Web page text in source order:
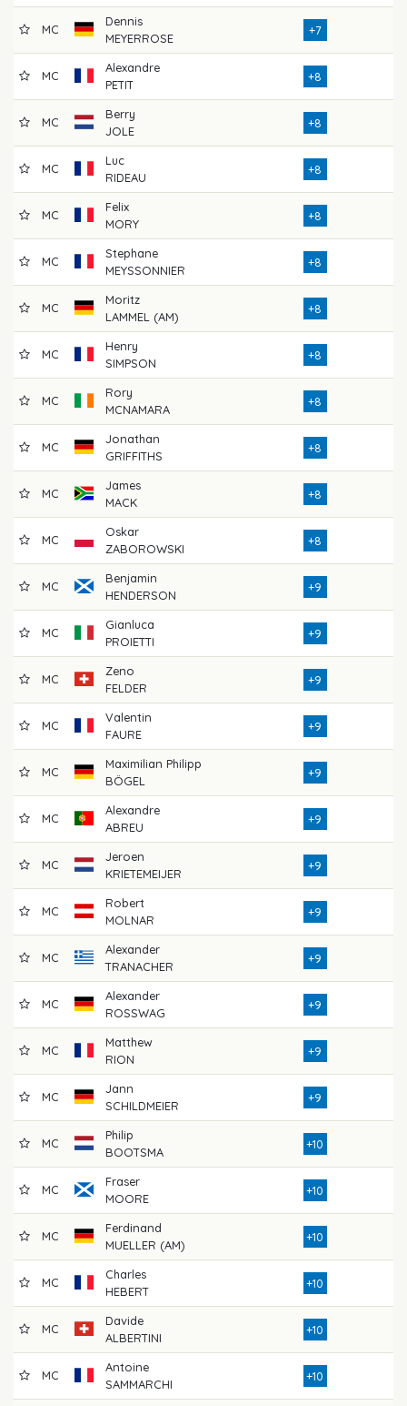
MC
Dennis
MEYERROSE
+7
MC
Alexandre
PETIT
+8
MC
Berry
JOLE
+8
MC
Luc
RIDEAU
+8
MC
Felix
MORY
+8
MC
Stephane
MEYSSONNIER
+8
MC
Moritz
LAMMEL (AM)
+8
MC
Henry
SIMPSON
+8
MC
Rory
MCNAMARA
+8
MC
Jonathan
GRIFFITHS
+8
MC
James
MACK
+8
MC
Oskar
ZABOROWSKI
+8
MC
Benjamin
HENDERSON
+9
MC
Gianluca
PROIETTI
+9
MC
Zeno
FELDER
+9
MC
Valentin
FAURE
+9
MC
Maximilian Philipp
BÖGEL
+9
MC
Alexandre
ABREU
+9
MC
Jeroen
KRIETEMEIJER
+9
MC
Robert
MOLNAR
+9
MC
Alexander
TRANACHER
+9
MC
Alexander
ROSSWAG
+9
MC
Matthew
RION
+9
MC
Jann
SCHILDMEIER
+9
MC
Philip
BOOTSMA
+10
MC
Fraser
MOORE
+10
MC
Ferdinand
MUELLER (AM)
+10
MC
Charles
HEBERT
+10
MC
Davide
ALBERTINI
+10
MC
Antoine
SAMMARCHI
+10